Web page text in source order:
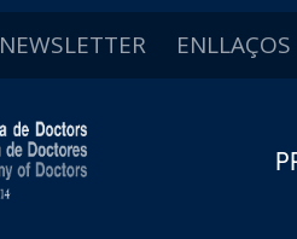
NEWSLETTER ENLLAÇOS